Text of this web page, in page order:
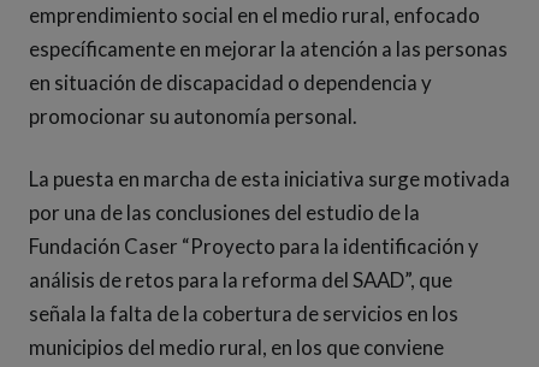
emprendimiento social en el medio rural, enfocado
específicamente en mejorar la atención a las personas
en situación de discapacidad o dependencia y
promocionar su autonomía personal.
La puesta en marcha de esta iniciativa surge motivada
por una de las conclusiones del estudio de la
Fundación Caser “Proyecto para la identificación y
análisis de retos para la reforma del SAAD”, que
señala la falta de la cobertura de servicios en los
municipios del medio rural, en los que conviene